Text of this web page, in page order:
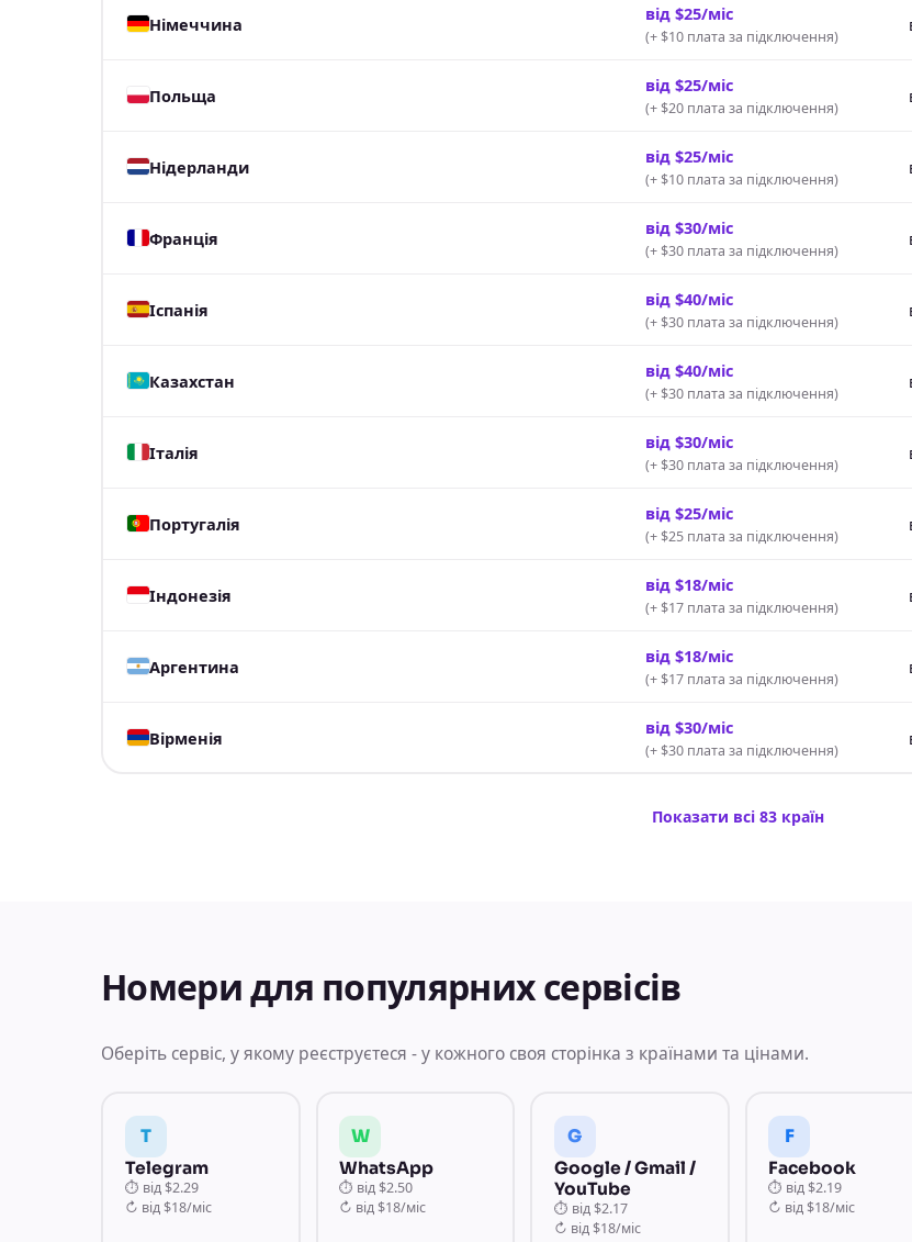
Німеччина від $25/міс
(+ $10 плата за підключення)
Польща від $25/міс
(+ $20 плата за підключення)
Нідерланди від $25/міс
(+ $10 плата за підключення)
Франція від $30/міс
(+ $30 плата за підключення)
Іспанія від $40/міс
(+ $30 плата за підключення)
Казахстан від $40/міс
(+ $30 плата за підключення)
Італія від $30/міс
(+ $30 плата за підключення)
Португалія від $25/міс
(+ $25 плата за підключення)
Індонезія від $18/міс
(+ $17 плата за підключення)
Аргентина від $18/міс
(+ $17 плата за підключення)
Вірменія від $30/міс
(+ $30 плата за підключення)
Показати всі 83 країн
Номери для популярних сервісів
Оберіть сервіс, у якому реєструєтеся - у кожного своя сторінка з країнами та цінами.
T
Telegram
⏱ від $2.29
↻ від $18/міс
W
WhatsApp
⏱ від $2.50
↻ від $18/міс
G
Google / Gmail /
YouTube
⏱ від $2.17
↻ від $18/міс
F
Facebook
⏱ від $2.19
↻ від $18/міс